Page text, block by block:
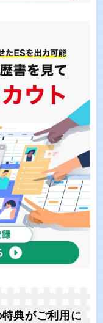
典がご利用に